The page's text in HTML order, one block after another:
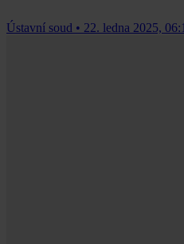
Ústavní soud • 22. ledna 2025,